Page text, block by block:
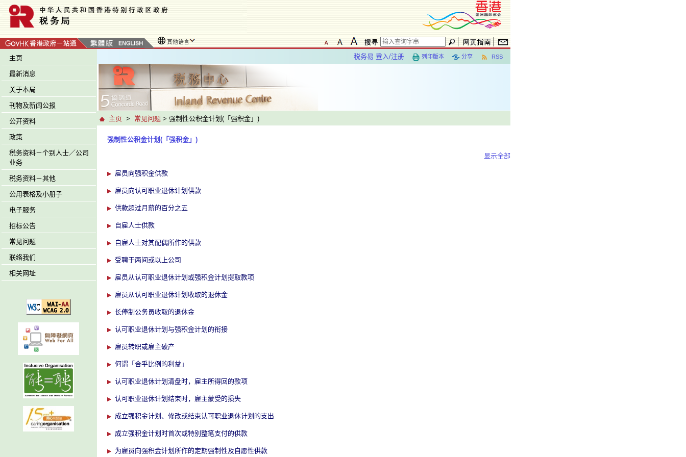
其他语言
主页
最新消息
关于本局
刊物及新闻公报
公开资料
政策
税务资料－个别人士／公司
业务
税务资料－其他
公用表格及小册子
电子服务
招标公告
常见问题
联络我们
相关网址
RSS
分享
列印版本
税务易 登入/注册
主页 > 常见问题 > 强制性公积金计划(「强积金」)
强制性公积金计划(「强积金」)
显示全部
雇员向强积金供款
雇员向认可职业退休计划供款
供款超过月薪的百分之五
自雇人士供款
自雇人士对其配偶所作的供款
受聘于两间或以上公司
雇员从认可职业退休计划或强积金计划提取款项
雇员从认可职业退休计划收取的退休金
长俸制公务员收取的退休金
认可职业退休计划与强积金计划的衔接
雇员转职或雇主破产
何谓「合乎比例的利益」
认可职业退休计划清盘时，雇主所得回的款项
认可职业退休计划结束时，雇主蒙受的损失
成立强积金计划、修改或结束认可职业退休计划的支出
成立强积金计划时首次或特别整笔支付的供款
为雇员向强积金计划所作的定期强制性及自愿性供款